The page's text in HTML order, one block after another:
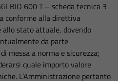
BIO 600 T – scheda tecnica 3
conforme alla direttiva
stato attuale, dovendo
da parte
messa a norma e sicurezza;
quale importo valore
L’Amministrazione pertanto